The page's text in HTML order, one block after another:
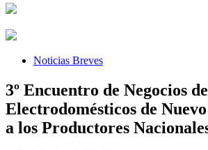
Noticias Breves
3º Encuentro de Negocios
Electrodomésticos de
a los Productores